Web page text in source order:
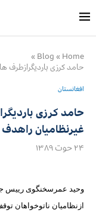
Home
»
Blog
»
حامد کرزی باردیگرازطرف
افغانستان
حامد کرزی
غیرنظامیان
۲۴ حوت ۱۳۸۹
وحید عمرسخنگوی رییس
ازنظامیان ناتوخواهان